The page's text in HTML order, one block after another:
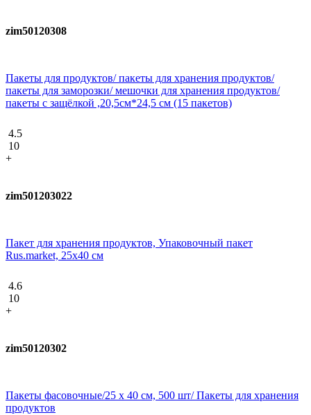
zim50120308
Пакеты для продуктов/ пакеты для хранения продуктов/
пакеты для заморозки/ мешочки для хранения продуктов/
пакеты с защёлкой ,20,5см*24,5 см (15 пакетов)
4.5
10
+
zim501203022
Пакет для хранения продуктов, Упаковочный пакет
Rus.market, 25х40 см
4.6
10
+
zim50120302
Пакеты фасовочные/25 х 40 см, 500 шт/ Пакеты для хранения
продуктов